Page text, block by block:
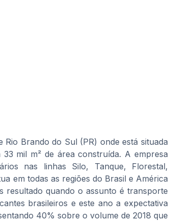
Brando do Sul (PR) onde está situada
mil m² de área construída. A empresa
nas linhas Silo, Tanque, Florestal,
em todas as regiões do Brasil e América
resultado quando o assunto é transporte
brasileiros e este ano a expectativa
40% sobre o volume de 2018 que